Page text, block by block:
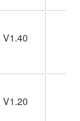
V1.40
V1.20